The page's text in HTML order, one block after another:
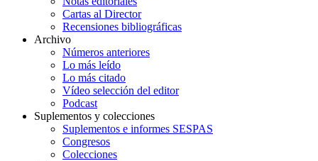
Cartas al Director
Recensiones bibliográficas
Archivo
Números anteriores
Lo más leído
Lo más citado
Vídeo selección del editor
Podcast
Suplementos y colecciones
Suplementos e informes SESPAS
Congresos
Colecciones